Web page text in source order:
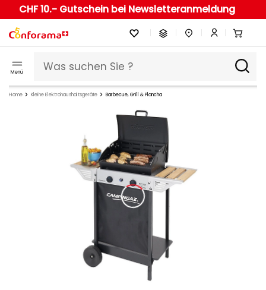
CHF 10.- Gutschein bei Newsletteranmeldung
Menü
Home Kleine Elektrohaushaltsgeräte Barbecue, Grill & Plancha